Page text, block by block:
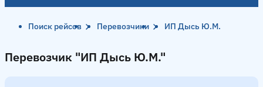
Поиск рейсов Перевозчики ИП Дысь Ю.М.
Перевозчик "ИП Дысь Ю.М."
Перевозчик "ИП Дысь Ю.М."